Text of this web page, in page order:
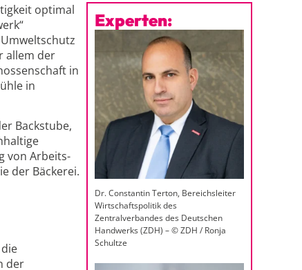
optimal
allem der
in
in
Backstube,
von Arbeits-
der Bäckerei.
der
Experten:
Dr. Constantin Terton, Bereichsleiter
Wirtschaftspolitik des
Zentralverbandes des Deutschen
Handwerks (ZDH) – © ZDH / Ronja
Schultze